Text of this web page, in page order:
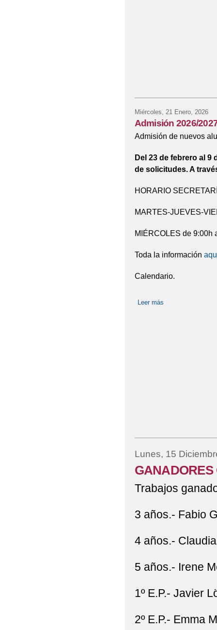
Miércoles, 21 Enero, 2026
Admisión 2026/
Admisión de nuevos
Del 23 de febrero al 9
de solicitudes. A
HORARIO
MARTES-JUEVES-
MIÉRCOLES de 9:00h
Toda la información
Calendario.
Leer más
Lunes, 15
GANADORES
Trabajos
3 años.- Fabio
4 años.-
5 años.- Irene
1º E.P.- Javier
2º E.P.- Emma